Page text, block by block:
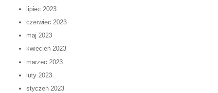
lipiec 2023
czerwiec 2023
maj 2023
kwiecień 2023
marzec 2023
luty 2023
styczeń 2023